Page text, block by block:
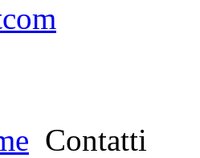
Contatti